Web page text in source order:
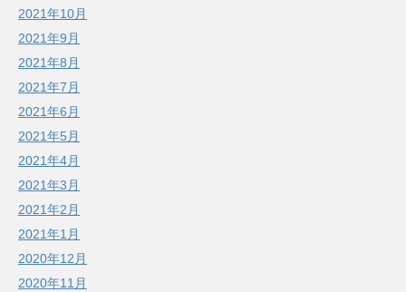
2021年10月
2021年9月
2021年8月
2021年7月
2021年6月
2021年5月
2021年4月
2021年3月
2021年2月
2021年1月
2020年12月
2020年11月